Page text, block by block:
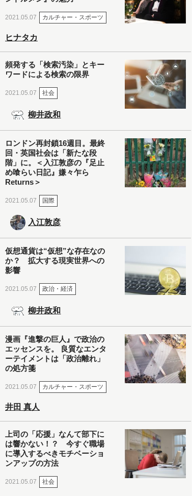
2021.05.07 カルチャー・スポーツ
ヒナタカ
頻発する「検索汚染」とキー
ワードによる検索の限界
2021.05.07 社会
柳井政和
ロンドン再封鎖16週目。最終
回・英国社会は「新たな段
階」に。＜入江敦彦の『足止
め喰らい日記』嫌々乍ら
Returns＞
2021.05.07 国際
入江敦彦
仮想通貨は“仮想”な存在なの
か？ 拡大する現実世界への
影響
2021.05.07 政治・経済
柳井政和
漫画『進撃の巨人』で政治の
エッセンスを。 良質なエンタ
ーテイメントは「政治離れ」
の処方箋
2021.05.07 カルチャー・スポーツ
井田 真人
上司の「応援」なんて部下に
は響かない！？ 今すぐ職場
に導入するべきモチベーショ
ンアップの方法
2021.05.07 社会